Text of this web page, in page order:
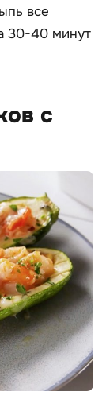
все
30-40 минут
с